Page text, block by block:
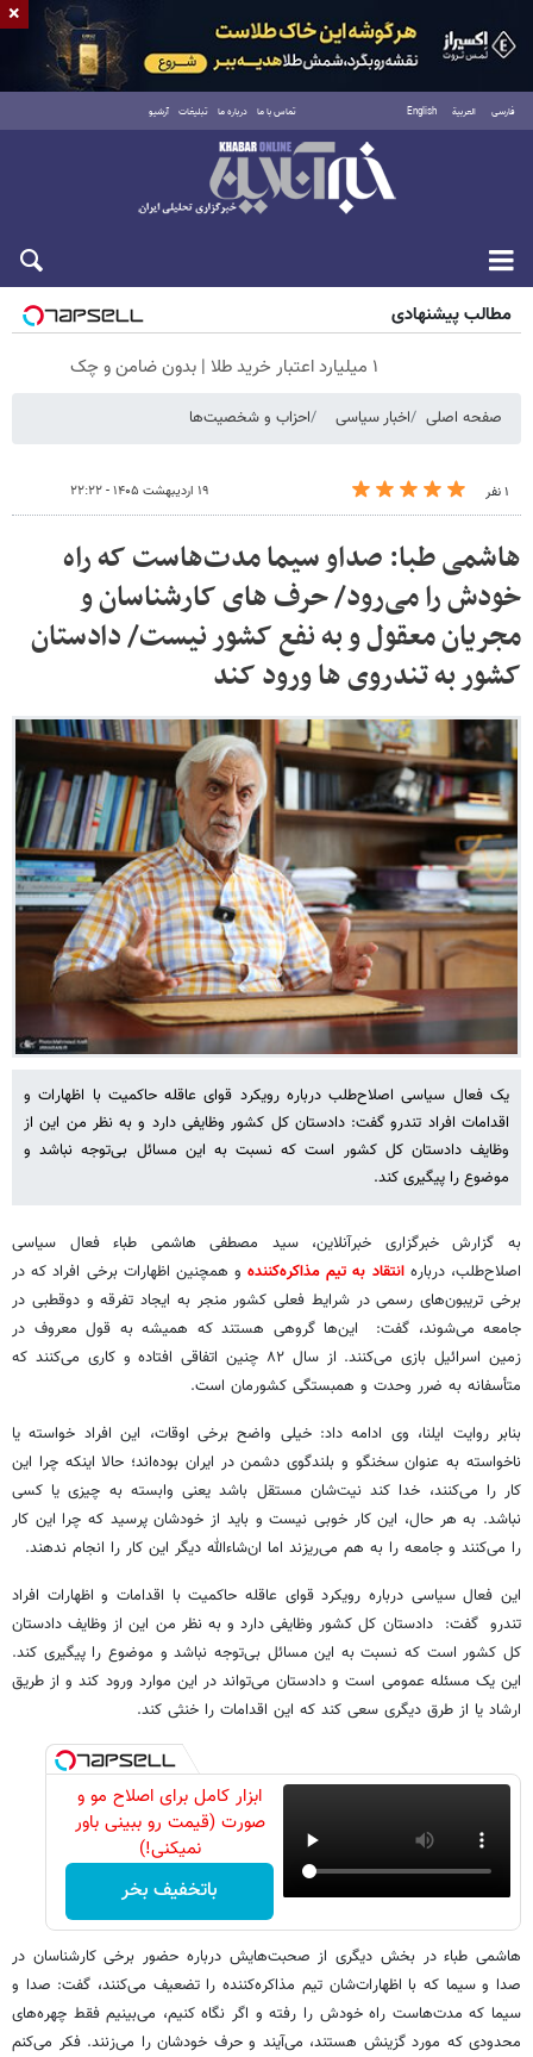
فارسی العربية English تماس با ما درباره ما تبلیغات آرشیو
جمعه ۱۶ مرداد ۱۴۰۵
مطالب پیشنهادی
۱ میلیارد اعتبار خرید طلا | بدون ضامن و چک
صفحه اصلی اخبار سیاسی احزاب و شخصیت‌ها
۱ نفر ۱۹ اردیبهشت ۱۴۰۵ - ۲۲:۲۲
هاشمی طبا: صداو سیما مدت‌هاست که راه
خودش را می‌رود/ حرف های کارشناسان و
مجریان معقول و به نفع کشور نیست/ دادستان
کشور به تندروی ها ورود کند
یک فعال سیاسی اصلاح‌طلب درباره رویکرد قوای عاقله حاکمیت با اظهارات و
اقدامات افراد تندرو گفت: دادستان کل کشور وظایفی دارد و به نظر من این از
وظایف دادستان کل کشور است که نسبت به این مسائل بی‌توجه نباشد و
موضوع را پیگیری کند.
به گزارش خبرگزاری خبرآنلاین، سید مصطفی هاشمی طباء فعال سیاسی
اصلاح‌طلب، درباره انتقاد به تیم مذاکره‌کننده و همچنین اظهارات برخی افراد که در
برخی تریبون‌های رسمی در شرایط فعلی کشور منجر به ایجاد تفرقه و دوقطبی در
جامعه می‌شوند، گفت: این‌ها گروهی هستند که همیشه به قول معروف در
زمین اسرائیل بازی می‌کنند. از سال ۸۲ چنین اتفاقی افتاده و کاری می‌کنند که
متأسفانه به ضرر وحدت و همبستگی کشورمان است.
بنابر روایت ایلنا، وی ادامه داد: خیلی واضح برخی اوقات، این افراد خواسته یا
ناخواسته به عنوان سخنگو و بلندگوی دشمن در ایران بوده‌اند؛ حالا اینکه چرا این
کار را می‌کنند، خدا کند نیت‌شان مستقل باشد یعنی وابسته به چیزی یا کسی
نباشد. به هر حال، این کار خوبی نیست و باید از خودشان پرسید که چرا این کار
را می‌کنند و جامعه را به هم می‌ریزند اما ان‌شاءالله دیگر این کار را انجام ندهند.
این فعال سیاسی درباره رویکرد قوای عاقله حاکمیت با اقدامات و اظهارات افراد
تندرو گفت: دادستان کل کشور وظایفی دارد و به نظر من این از وظایف دادستان
کل کشور است که نسبت به این مسائل بی‌توجه نباشد و موضوع را پیگیری کند.
این یک مسئله عمومی است و دادستان می‌تواند در این موارد ورود کند و از طریق
ارشاد یا از طرق دیگری سعی کند که این اقدامات را خنثی کند.
ابزار کامل برای اصلاح مو و
صورت (قیمت رو ببینی باور
نمیکنی!)
باتخفیف بخر
هاشمی طباء در بخش دیگری از صحبت‌هایش درباره حضور برخی کارشناسان در
صدا و سیما که با اظهارات‌شان تیم مذاکره‌کننده را تضعیف می‌کنند، گفت: صدا و
سیما که مدت‌هاست راه خودش را رفته و اگر نگاه کنیم، می‌بینیم فقط چهره‌های
محدودی که مورد گزینش هستند، می‌آیند و حرف خودشان را می‌زنند. فکر می‌کنم
×